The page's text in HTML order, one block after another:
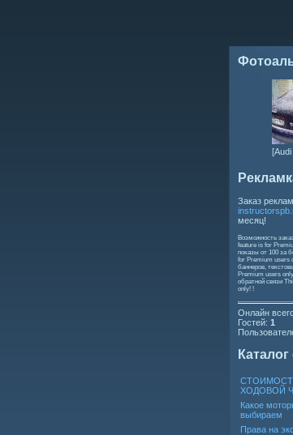
Заказ
месяц!
Возможность
feature is for
показы от 100 за
for Premium users
баннеров,
Premium users
обратной связи
only! !
Онлайн
Гостей: 1
Каталог
ХОДОВОЙ
Какое
выбираем
Права на